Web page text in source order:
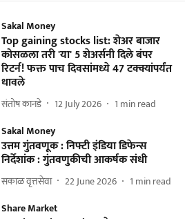
Sakal Money
Top gaining stocks list: शेअर बाजार
कोसळला तरी 'या' 5 शेअर्सनी दिले बंपर
रिटर्न! फक्त पाच दिवसांमध्ये 47 टक्क्यांपर्यंत
धावले
संतोष कानडे 12 July 2026 1 min read
Sakal Money
उत्तम गुंतवणूक : निफ्टी इंडिया डिफेन्स
निर्देशांक : गुंतवणुकीची आकर्षक संधी
सकाळ वृत्तसेवा 22 June 2026 1 min read
Share Market